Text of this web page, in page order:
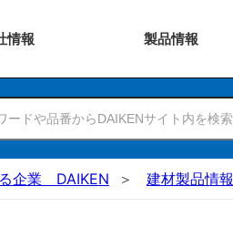
情報 製品情報
る企業 DAIKEN 建材製品情報